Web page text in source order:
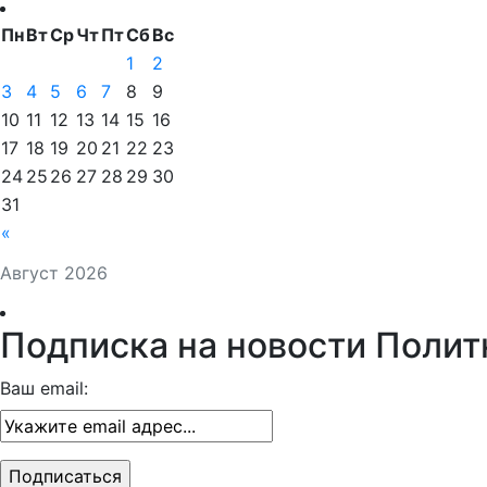
Август 2026
ПнВтСрЧтПтСбВс
«
1
2
3
4 5 6 7 8
9
10 11 12 13 14 15 16
17 18 19 20 21 22 23
24 25 26 27 28 29 30
31
Подписка на новости
Ваш email: